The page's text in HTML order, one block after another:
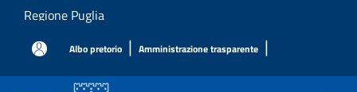
Salta al contenuto principale
Regione Puglia
Albo pretorio | Amministrazione trasparente |